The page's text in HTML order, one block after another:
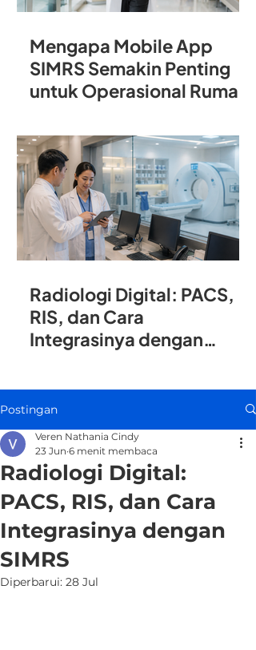
Mengapa Mobile App
SIMRS Semakin Penting
untuk Operasional Rumah
Radiologi Digital: PACS,
RIS, dan Cara
Integrasinya dengan
Postingan
Radiologi Digital:
PACS, RIS, dan Cara
Integrasinya dengan
SIMRS
Veren Nathania Cindy
23 Jun 6 menit membaca
Diperbarui: 28 Jul